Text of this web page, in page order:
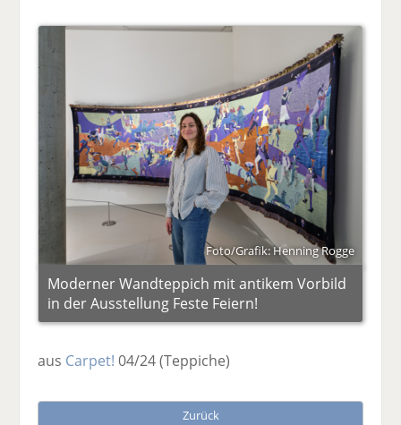
Foto/Grafik: Henning Rogge
Moderner Wandteppich mit antikem Vorbild
in der Ausstellung Feste Feiern!
aus Carpet! 04/24(Teppiche)
Zurück